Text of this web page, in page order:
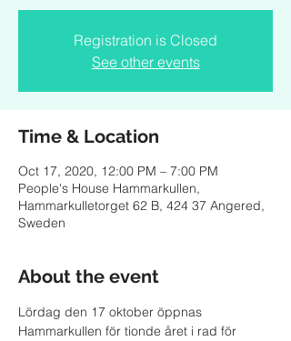
Registration is Closed
See other events
Time & Location
Oct 17, 2020, 12:00 PM – 7:00 PM
People's House Hammarkullen,
Hammarkulletorget 62 B, 424 37 Angered,
Sweden
About the event
Lördag den 17 oktober öppnas
Hammarkullen för tionde året i rad för